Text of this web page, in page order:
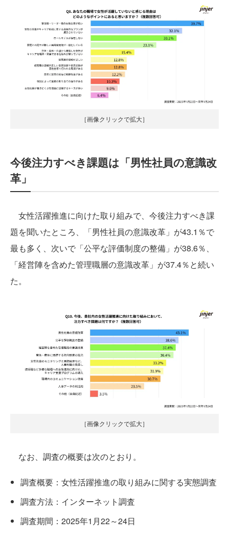
［画像クリックで拡大］
今後注力すべき課題は「男性社員の意識改
革」
女性活躍推進に向けた取り組みで、今後注力すべき課
題を聞いたところ、「男性社員の意識改革」が43.1％で
最も多く、次いで「公平な評価制度の整備」が38.6％、
「経営陣を含めた管理職層の意識改革」が37.4％と続い
た。
［画像クリックで拡大］
なお、調査の概要は次のとおり。
調査概要：女性活躍推進の取り組みに関する実態調査
調査方法：インターネット調査
調査期間：2025年1月22～24日